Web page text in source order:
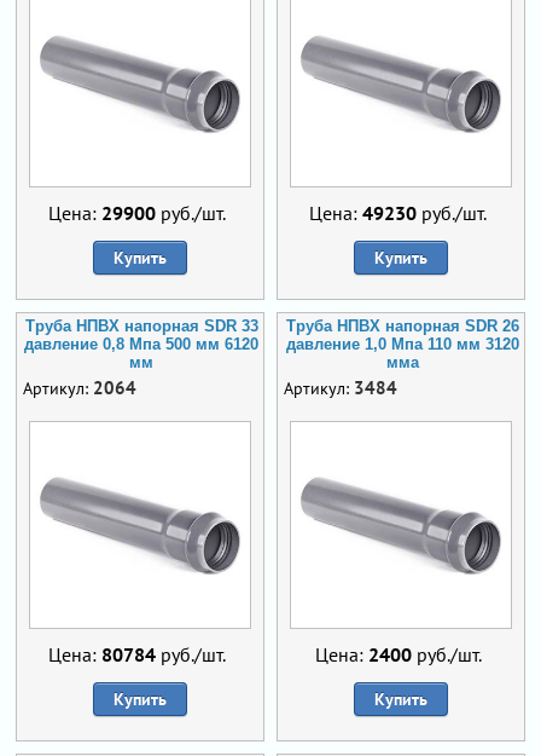
Цена: 29900 руб./шт.
Купить
Цена: 49230 руб./шт.
Купить
Труба НПВХ напорная SDR 33
давление 0,8 Мпа 500 мм 6120
мм
Артикул: 2064
Цена: 80784 руб./шт.
Купить
Труба НПВХ напорная SDR 26
давление 1,0 Мпа 110 мм 3120
мма
Артикул: 3484
Цена: 2400руб./шт.
Купить